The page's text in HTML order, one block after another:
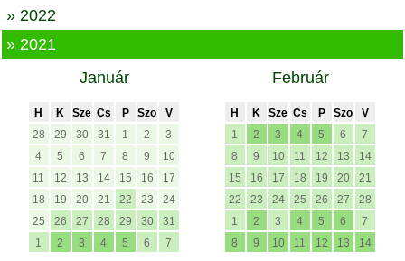
» 2022
» 2021
Január
H K Sze Cs P Szo
V
28
29 30 31 1 2
3
4
5 6 7 8 9
10
11
12 13 14 15 16
17
18
19 20 21 22 23
24
25
26 27 28 29 30
31
1
2 3 4 5 6 7
Február
H K Sze Cs P Szo
V
1
2 3 4 5 6
7
8
9 10 11 12 13
14
15
16 17 18 19 20
21
22
23 24 25 26 27
28
1
2 3 4 5 6
7
8
9 10 11 12 13 14